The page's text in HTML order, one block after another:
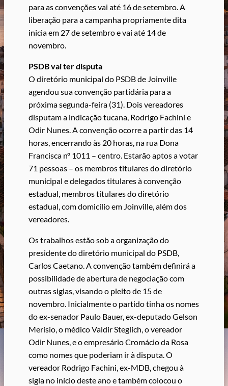
para as convenções vai até 16 de setembro. A
liberação para a campanha propriamente dita
inicia em 27 de setembro e vai até 14 de
novembro.
PSDB vai ter disputa
O diretório municipal do PSDB de Joinville
agendou sua convenção partidária para a
próxima segunda-feira (31). Dois vereadores
disputam a indicação tucana, Rodrigo Fachini e
Odir Nunes. A convenção ocorre a partir das 14
horas, encerrando às 20 horas, na rua Dona
Francisca nº 1011 – centro. Estarão aptos a votar
71 pessoas – os membros titulares do diretório
municipal e delegados titulares à convenção
estadual, membros titulares do diretório
estadual, com domicílio em Joinville, além dos
vereadores.
Os trabalhos estão sob a organização do
presidente do diretório municipal do PSDB,
Carlos Caetano. A convenção também definirá a
possibilidade de abertura de negociação com
outras siglas, visando o pleito de 15 de
novembro. Inicialmente o partido tinha os nomes
do ex-senador Paulo Bauer, ex-deputado Gelson
Merisio, o médico Valdir Steglich, o vereador
Odir Nunes, e o empresário Cromácio da Rosa
como nomes que poderiam ir à disputa. O
vereador Rodrigo Fachini, ex-MDB, chegou à
sigla no início deste ano e também colocou o